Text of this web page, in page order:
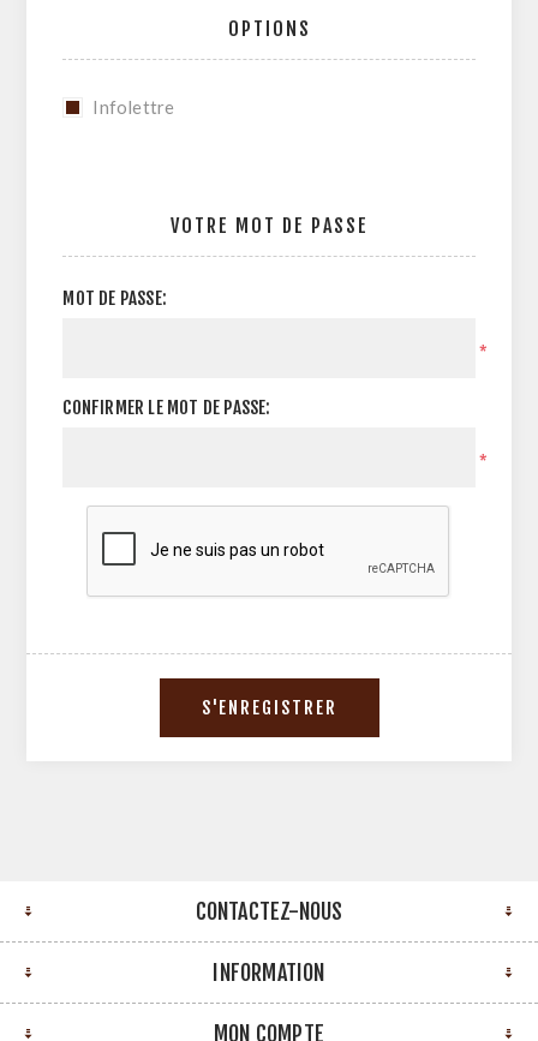
OPTIONS
Infolettre
VOTRE MOT DE PASSE
MOT DE PASSE:
*
CONFIRMER LE MOT DE PASSE:
*
CONTACTEZ-NOUS
INFORMATION
MON COMPTE